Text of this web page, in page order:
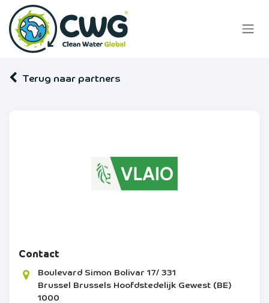
Overslaan naar inhoud
Terug naar partners
Contact
Boulevard Simon Bolivar 17/ 331
Brussel
Brussels Hoofdstedelijk Gewest (BE)
1000